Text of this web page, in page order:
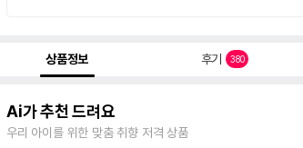
상품정보 후기 380
Ai가 추천 드려요
우리 아이를 위한 맞춤 취향 저격 상품